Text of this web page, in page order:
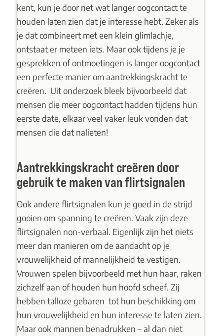
kent, kun je door net wat langer oogcontact te
houden laten zien dat je interesse hebt. Zeker als
je dat combineert met een klein glimlachje,
ontstaat er meteen iets. Maar ook tijdens je je
gesprekken of ontmoetingen is langer oogcontact
een perfecte manier om aantrekkingskracht te
creëren. Uit onderzoek bleek bijvoorbeeld dat
mensen die meer oogcontact hadden tijdens hun
eerste date, elkaar veel vaker leuk vonden dat
mensen die dat nalieten!
Aantrekkingskracht creëren door
gebruik te maken van flirtsignalen
Ook andere flirtsignalen kun je goed in de strijd
gooien om spanning te creëren. Vaak zijn deze
flirtsignalen non-verbaal. Eigenlijk zijn het niets
meer dan manieren om de aandacht op je
vrouwelijkheid of mannelijkheid te vestigen.
Vrouwen spelen bijvoorbeeld met hun haar, raken
zichzelf aan of houden hun hoofd scheef. Zij
hebben talloze gebaren tot hun beschikking om
hun vrouwelijkheid en hun interesse te laten zien.
Maar ook mannen benadrukken – al dan niet